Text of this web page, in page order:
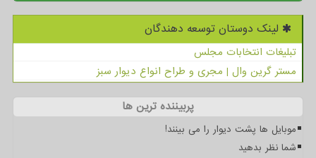
لینک دوستان توسعه دهندگان
تبلیغات انتخابات مجلس
مستر گرین وال | مجری و طراح انواع دیوار سبز
پربیننده ترین ها
موبایل ها پشت دیوار را می بینند!
شما نظر بدهید